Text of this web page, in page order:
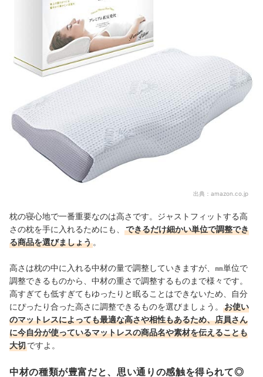
出典： amazon.co.jp
枕の寝心地で一番重要なのは高さです。ジャストフィットする高
さの枕を手に入れるためにも、
できるだけ細かい単位で調整でき
る商品を選びましょう。
高さは枕の中に入れる中材の量で調整していきますが、㎜単位で
調整できるものから、中材の重さで調整するものまで様々です。
高すぎても低すぎてもゆったりと眠ることはできないため、自分
にぴったり合った高さに調整できるものを選びましょう。
お使い
のマットレスによっても最適な高さや相性もあるため、店員さん
に今自分が使っているマットレスの商品名や素材を伝えることも
大切ですよ。
中材の種類が豊富だと、思い通りの感触を得られて◎